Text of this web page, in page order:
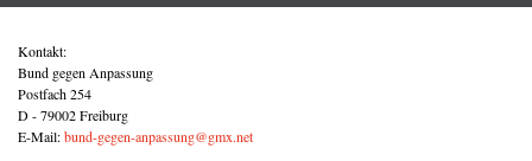
Kontakt:
Bund gegen Anpassung
Postfach 254
D - 79002 Freiburg
E-Mail:bund-gegen-anpassung@gmx.net